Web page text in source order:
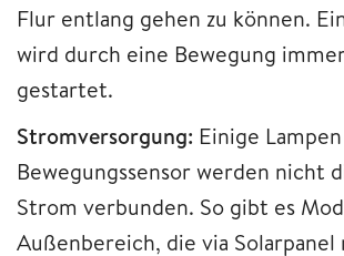
Flur entlang gehen zu können.
wird durch eine Bewegung
gestartet.
Stromversorgung: Einige
Bewegungssensor werden nicht
Strom verbunden. So gibt es
Außenbereich, die via